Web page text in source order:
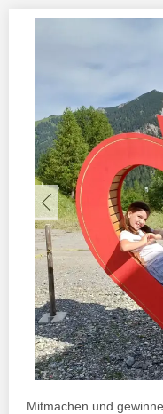
Mitmachen und